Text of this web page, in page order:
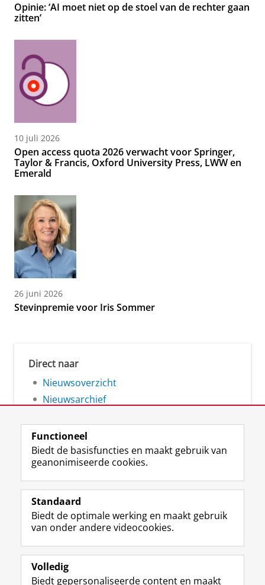
Opinie: ‘AI moet niet op de stoel van de rechter gaan
zitten’
10 juli 2026
Open access quota 2026 verwacht voor Springer,
Taylor & Francis, Oxford University Press, LWW en
Emerald
26 juni 2026
Stevinpremie voor Iris Sommer
Direct naar
Nieuwsoverzicht
Nieuwsarchief
Volg de RUG
F
a
e
b
o
p
L
i
k
e
I
-
R
S
-
f
e
R
I
n
t
r
m
Y
o
T
e
k
Studiekiezers
Alumni
Functioneel
Biedt de basisfuncties en maakt gebruik van
geanonimiseerde cookies.
Standaard
Biedt de optimale werking en maakt gebruik
van onder andere videocookies.
Volledig
Biedt gepersonaliseerde content en maakt